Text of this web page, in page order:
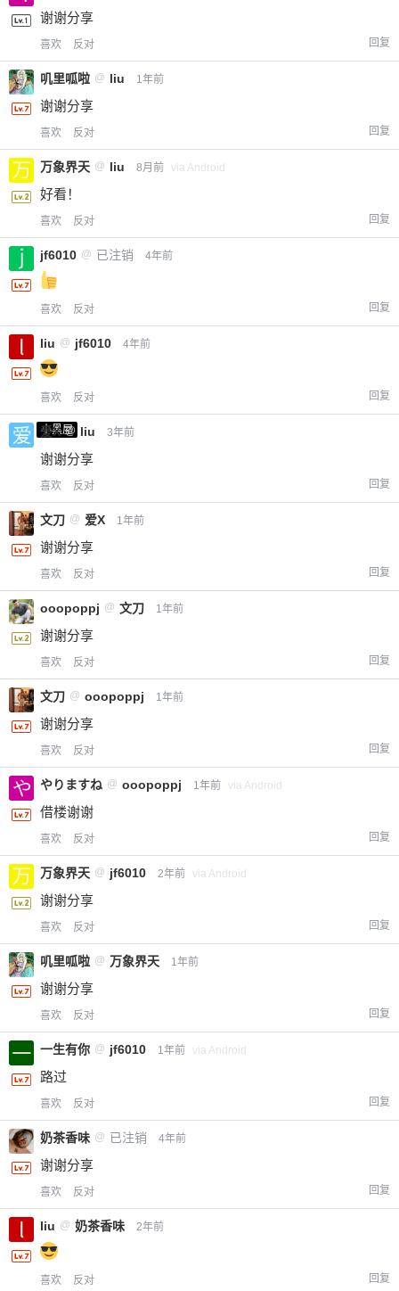
谢谢分享
喜欢 反对 回复
叽里呱啦 @ liu 1年前
谢谢分享
喜欢 反对 回复
万象界天 @ liu 8月前 via Android
好看！
喜欢 反对 回复
jf6010 @ 已注销 4年前
喜欢 反对 回复
liu @ jf6010 4年前
喜欢 反对 回复
小黑屋
爱X @ liu 3年前
谢谢分享
喜欢 反对 回复
文刀 @ 爱X 1年前
谢谢分享
喜欢 反对 回复
ooopoppj @ 文刀 1年前
谢谢分享
喜欢 反对 回复
文刀 @ ooopoppj 1年前
谢谢分享
喜欢 反对 回复
やりますね @ ooopoppj 1年前 via Android
借楼谢谢
喜欢 反对 回复
万象界天 @ jf6010 2年前 via Android
谢谢分享
喜欢 反对 回复
叽里呱啦 @ 万象界天 1年前
谢谢分享
喜欢 反对 回复
一生有你 @ jf6010 1年前 via Android
路过
喜欢 反对 回复
奶茶香味 @ 已注销 4年前
谢谢分享
喜欢 反对 回复
liu @ 奶茶香味 2年前
喜欢 反对 回复